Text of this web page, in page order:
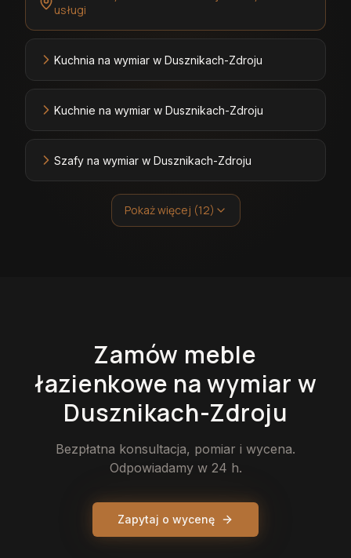
usługi
Kuchnia na wymiar w Dusznikach-Zdroju
Kuchnie na wymiar w Dusznikach-Zdroju
Szafy na wymiar w Dusznikach-Zdroju
Pokaż więcej (12)
Zamów meble
łazienkowe na wymiar w
Dusznikach-Zdroju
Bezpłatna konsultacja, pomiar i wycena.
Odpowiadamy w 24 h.
Zapytaj o wycenę